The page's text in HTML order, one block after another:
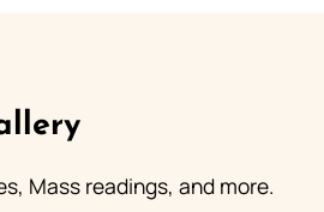
Mass readings, and more.